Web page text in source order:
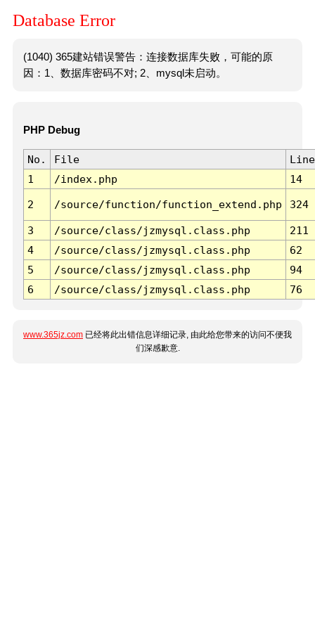
Database Error
(1040) 365建站错误警告：连接数据库失败，可能的原
因：1、数据库密码不对; 2、mysql未启动。
PHP Debug
No. File
Line
1
/index.php 14
2 /source/function/function_extend.php 324
3 /source/class/jzmysql.class.php
211
4
/source/class/jzmysql.class.php
62
5
/source/class/jzmysql.class.php
94
6
/source/class/jzmysql.class.php 76
www.365jz.com 已经将此出错信息详细记录, 由此给您带来的访问不便我
们深感歉意.